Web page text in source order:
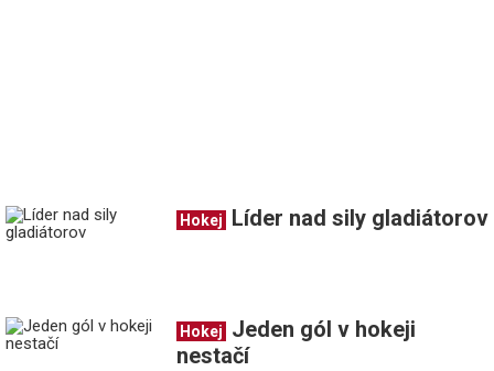
Hokej Líder nad sily gladiátorov
Hokej
Jeden gól v hokeji
nestačí